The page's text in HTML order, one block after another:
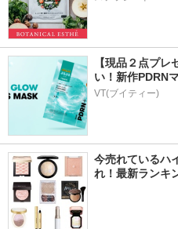
【現品２点プ
い！新作PDRN
VT(ブイティー)
今売れているハ
れ！最新ランキ